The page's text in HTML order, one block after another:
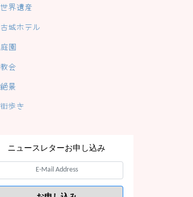
世界遺産
古城ホテル
庭園
教会
絶景
街歩き
ニュースレターお申し込み